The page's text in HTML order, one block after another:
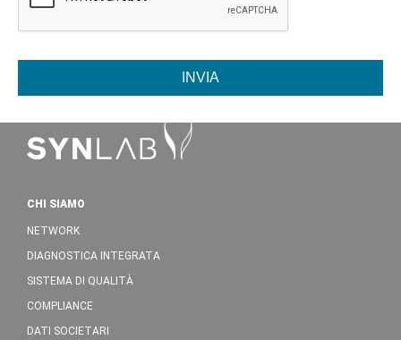
INVIA
CHI SIAMO
NETWORK
DIAGNOSTICA INTEGRATA
SISTEMA DI QUALITÀ
COMPLIANCE
DATI SOCIETARI